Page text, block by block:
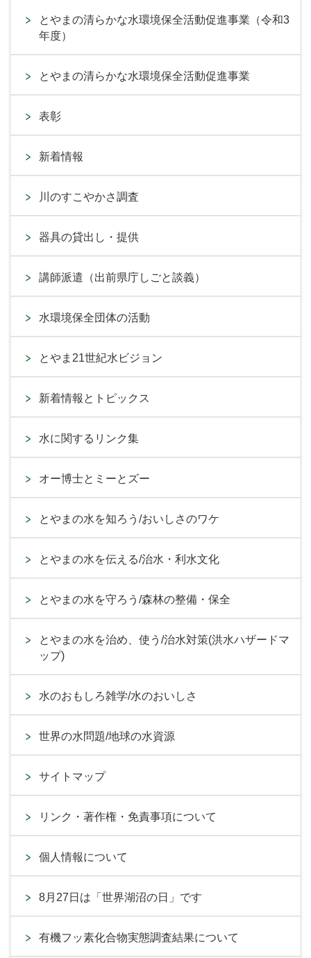
とやまの清らかな水環境保全活動促進事業（令和3
年度）
とやまの清らかな水環境保全活動促進事業
表彰
新着情報
川のすこやかさ調査
器具の貸出し・提供
講師派遣（出前県庁しごと談義）
水環境保全団体の活動
とやま21世紀水ビジョン
新着情報とトピックス
水に関するリンク集
オー博士とミーとズー
とやまの水を知ろう/おいしさのワケ
とやまの水を伝える/治水・利水文化
とやまの水を守ろう/森林の整備・保全
とやまの水を治め、使う/治水対策(洪水ハザードマ
ップ)
水のおもしろ雑学/水のおいしさ
世界の水問題/地球の水資源
サイトマップ
リンク・著作権・免責事項について
個人情報について
8月27日は「世界湖沼の日」です
有機フッ素化合物実態調査結果について